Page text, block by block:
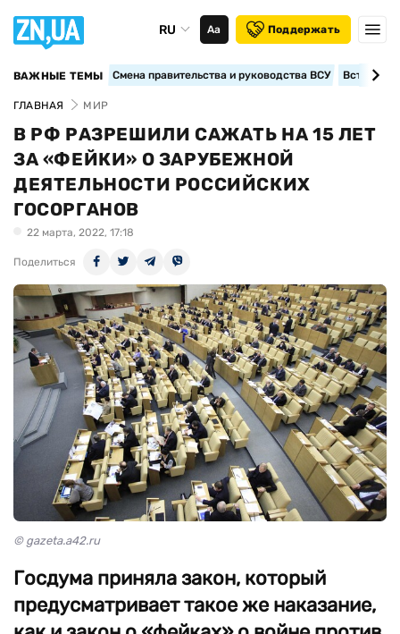
RU Аа Поддержать
ВАЖНЫЕ ТЕМЫ Смена правительства и руководства ВСУ
ГЛАВНАЯ МИР
В РФ РАЗРЕШИЛИ САЖАТЬ НА 15 ЛЕТ
ЗА «ФЕЙКИ» О ЗАРУБЕЖНОЙ
ДЕЯТЕЛЬНОСТИ РОССИЙСКИХ
ГОСОРГАНОВ
22 марта, 2022, 17:18
Поделиться
© gazeta.a42.ru
Госдума приняла закон, который
предусматривает такое же наказание,